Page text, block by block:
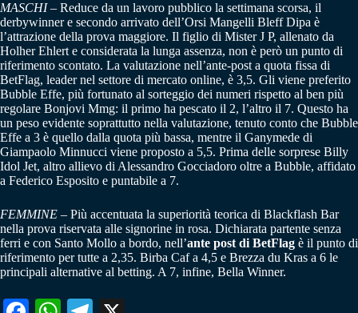
MASCHI– Reduce da un lavoro pubblico la settimana scorsa, il
derbywinner e secondo arrivato dell’Orsi Mangelli Bleff Dipa è
l’attrazione della prova maggiore. Il figlio di Mister J P, allenato da
Holher Ehlert e considerata la lunga assenza, non è però un punto di
riferimento scontato. La valutazione nell’ante-post a quota fissa di
BetFlag, leader nel settore di mercato online, è 3,5. Gli viene preferito
Bubble Effe, più fortunato al sorteggio dei numeri rispetto al ben più
regolare Bonjovi Mmg: il primo ha pescato il 2, l’altro il 7. Questo ha
un peso evidente soprattutto nella valutazione, tenuto conto che Bubble
Effe a 3 è quello dalla quota più bassa, mentre il Ganymede di
Giampaolo Minnucci viene proposto a 5,5. Prima delle sorprese Billy
Idol Jet, altro allievo di Alessandro Gocciadoro oltre a Bubble, affidato
a Federico Esposito e puntabile a 7.
FEMMINE – Più accentuata la superiorità teorica di Blackflash Bar
nella prova riservata alle signorine in rosa. Dichiarata partente senza
ferri e con Santo Mollo a bordo, nell’ante post di BetFlag è il punto di
riferimento per tutte a 2,35. Birba Caf a 4,5 e Brezza du Kras a 6 le
principali alternative al betting. A 7, infine, Bella Winner.